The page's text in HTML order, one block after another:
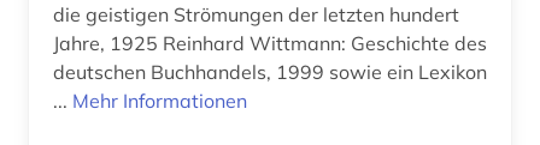
flechten (1)
flensburg (1)
die geistigen Strömungen der letzten hundert
Jahre, 1925 Reinhard Wittmann: Geschichte des
deutschen Buchhandels, 1999 sowie ein Lexikon
... Mehr Informationen